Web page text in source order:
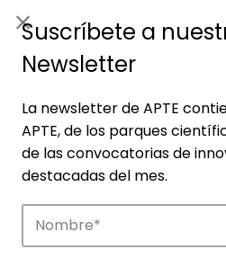
Suscríbete a
Newsletter
La newsletter de APTE
APTE, de los parques
de las convocatorias de
destacadas del mes.